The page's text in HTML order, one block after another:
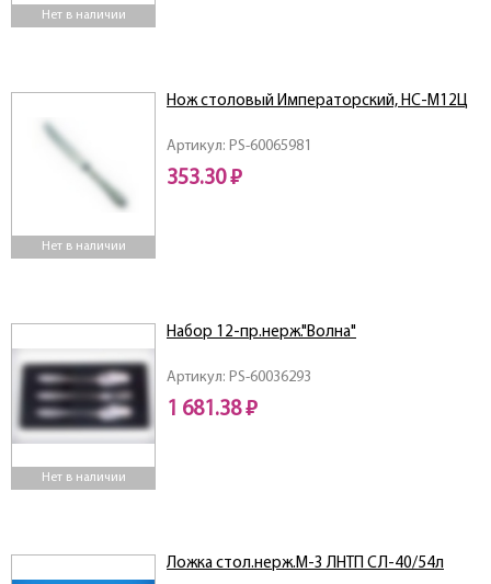
Нет в наличии
Нет в наличии
Артикул: PS-60065981
Нож столовый Императорский, НС-М12Ц
353.30 ₽
Нет в наличии
Артикул: PS-60036293
Набор 12-пр.нерж."Волна"
1 681.38 ₽
Ложка стол.нерж.М-3 ЛНТП СЛ-40/54л